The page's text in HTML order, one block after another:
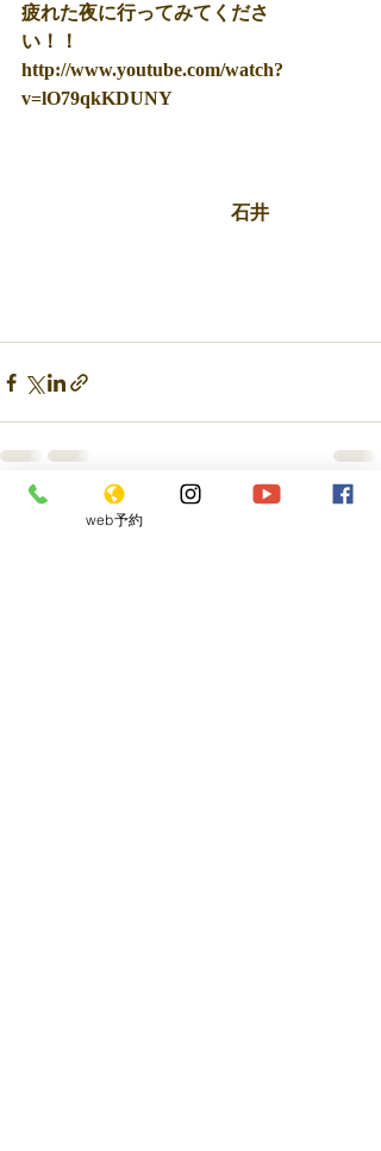
疲れた夜に行ってみてくださ
い！！
http://www.youtube.com/watch?
v=lO79qkKDUNY
石井
web予約